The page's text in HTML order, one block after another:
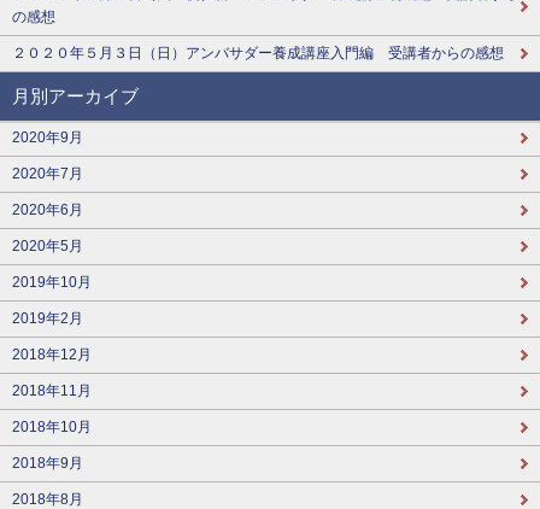
の感想
２０２０年５月３日（日）アンバサダー養成講座入門編 受講者からの感想
月別アーカイブ
2020年9月
2020年7月
2020年6月
2020年5月
2019年10月
2019年2月
2018年12月
2018年11月
2018年10月
2018年9月
2018年8月